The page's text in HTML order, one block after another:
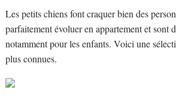
Les petits chiens font craquer bien des
parfaitement évoluer en appartement et sont
notamment pour les enfants. Voici une
plus connues.